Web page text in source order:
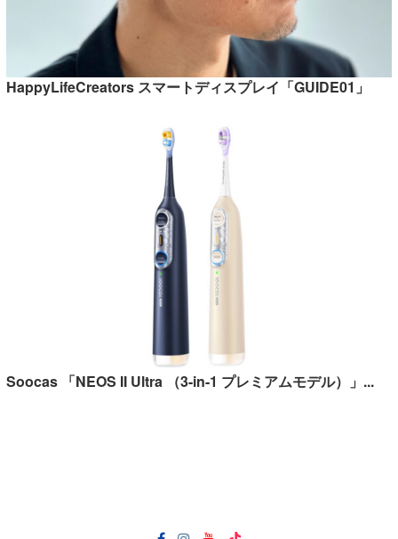
HappyLifeCreators スマートディスプレイ「GUIDE01」
Soocas 「NEOS II Ultra （3-in-1 プレミアムモデル）」...